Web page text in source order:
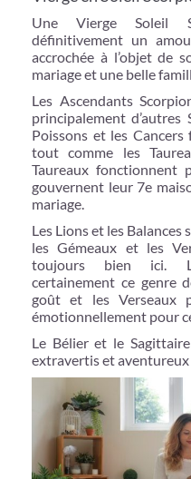
Une Vierge Soleil
définitivement un
accrochée à l’objet de
mariage et une belle
Les Ascendants
principalement d’autres
Poissons et les
tout comme les
Taureaux fonctionnent
gouvernent leur 7e
mariage.
Les Lions et les Balances
les Gémeaux et les
toujours bien ici.
certainement ce genre
goût et les Verseaux
émotionnellement pour
Le Bélier et le
extravertis et